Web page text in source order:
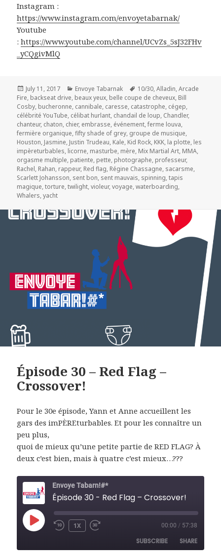
Instagram :
https://www.instagram.com/envoyetabarnak/
Youtube
:https://www.youtube.com/channel/UCvZs_5sJ32FHv
_yCQgivMlQ
Posted
on
July 11, 2017 Categories
Envoye Tabarnak Tags
10/30,Alladin,Arcade
Fire, backseat drive, beaux yeux, belle coupe de cheveux, Bill
Cosby, bucheronne, cannibale, caresse, catastrophe, cégep,
célébrité YouTube, célibat hurlant, chandail de loup, Chandler,
chanteur, chaton, chier, embrasse, événement,ferme louva,
fermière organique,fifty shade of grey, groupe de musique,
Houston, Jasmine, Justin Trudeau, Kale, Kid Rock, KKK, la plotte, les
impèreturbables, licorne, masturbe, mère, Mix Martial Art, MMA,
orgasme multiple, patiente, pette, photographe, professeur,
Rachel, Rahan, rappeur, Red flag, Régine Chassagne, sacarsme,
Scarlett Johansson, sent bon, sent mauvais, spinning,tapis
magique,torture,twilight,violeur,voyage,waterboarding,
Whalers,yacht
Épisode 30 – Red Flag –
Crossover!
Pour le 30e épisode, Yann et Anne accueillent les
gars des imPÈREturbables. Et pour les connaître un
peu plus,
quoi de mieux qu’une petite partie de RED FLAG? À
deux c’est bien, mais à quatre c’est mieux…???
Envoye Tabarn!#*
Épisode 30 - Red Flag – Crossover!
PLAY
EPISODE REWIND
1X
FAST
00:00 / 57:38
SUBSCRIBE SHARE